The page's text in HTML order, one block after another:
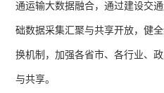
通运输大数据融合，通过建设交
础数据采集汇聚与共享开放，健
换机制，加强各省市、各行业、
与共享。